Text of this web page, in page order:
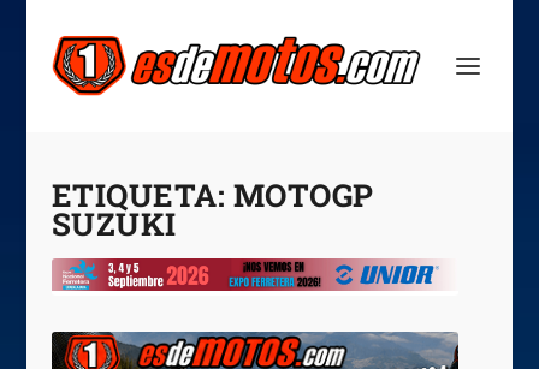
ETIQUETA: MOTOGP
SUZUKI